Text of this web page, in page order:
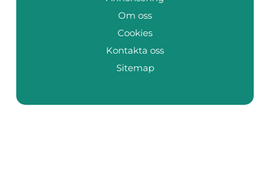
Om oss
Cookies
Kontakta oss
Sitemap